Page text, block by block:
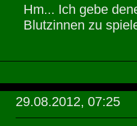
Hm... Ich gebe
Blutzinnen zu
29.08.2012, 07:25